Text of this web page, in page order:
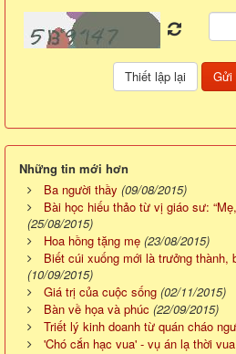
Những tin mới hơn
Ba người thầy (09/08/2015)
Bài học hiếu thảo từ vị giáo sư:
(25/08/2015)
Hoa hồng tặng mẹ (23/08/2015)
Biết cúi xuống mới là trưởng thành,
(10/09/2015)
Giá trị của cuộc sống (02/11/2015)
Bàn về họa và phúc (22/09/2015)
Triết lý kinh doanh từ quán cháo
'Chó cắn hạc vua' - vụ án lạ thời